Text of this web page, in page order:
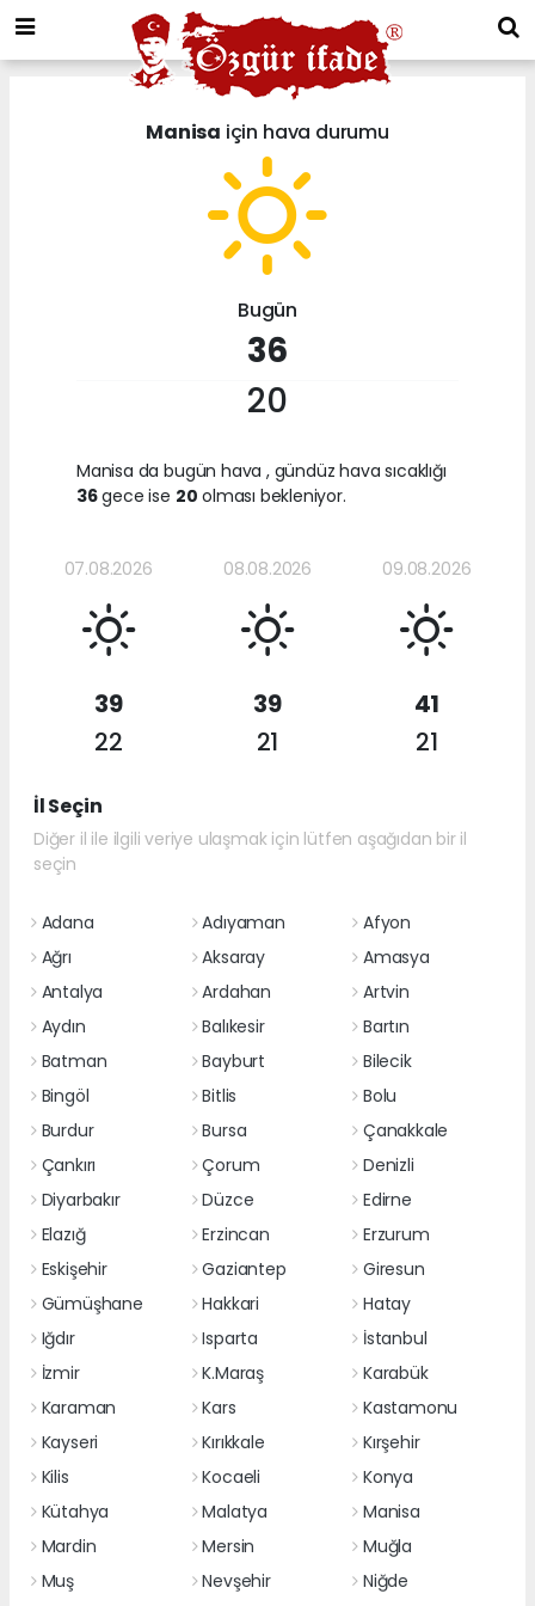
Manisa için hava durumu
Bugün
36
20
Manisa da bugün hava , gündüz hava sıcaklığı
36gece ise 20 olması bekleniyor.
07.08.2026
39
22
08.08.2026
39
21
09.08.2026
41
21
İl Seçin
Diğer il ile ilgili veriye ulaşmak için lütfen aşağıdan bir il
seçin
Adana Adıyaman
Afyon
Ağrı
Aksaray
Amasya
Antalya
Ardahan
Artvin
Aydın
Balıkesir
Bartın
Batman
Bayburt
Bilecik
Bingöl
Bitlis
Bolu
Burdur
Bursa
Çanakkale
Çankırı
Çorum
Denizli
Diyarbakır
Düzce
Edirne
Elazığ
Erzincan
Erzurum
Eskişehir
Gaziantep
Giresun
Gümüşhane
Hakkari
Hatay
Iğdır
Isparta
İstanbul
İzmir
K.Maraş
Karabük
Karaman
Kars
Kastamonu
Kayseri
Kırıkkale
Kırşehir
Kilis
Kocaeli
Konya
Kütahya
Malatya
Manisa
Mardin
Mersin
Muğla
Muş
Nevşehir
Niğde